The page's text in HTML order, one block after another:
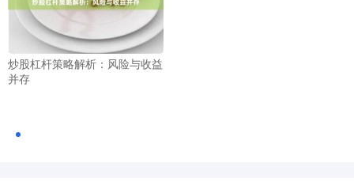
炒股杠杆策略解析：风险与收益
并存